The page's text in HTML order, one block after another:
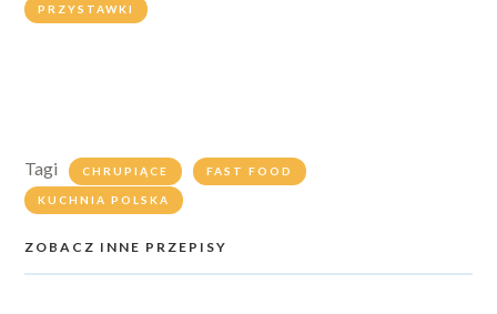
PRZYSTAWKI
Tagi CHRUPIĄCE FAST FOOD
KUCHNIA POLSKA
ZOBACZ INNE PRZEPISY